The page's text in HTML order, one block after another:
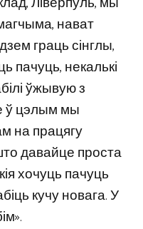
нават
граць сінглы,
пачуць, некалькі
ўжывую з
ў цэлым мы
на працягу
давайце проста
хочуць пачуць
кучу новага. У